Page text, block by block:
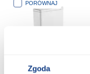
Zgoda
PORÓWNAJ